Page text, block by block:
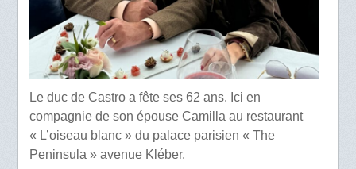
Le duc de Castro a fête ses 62 ans. Ici en
compagnie de son épouse Camilla au restaurant
« L’oiseau blanc » du palace parisien « The
Peninsula » avenue Kléber.